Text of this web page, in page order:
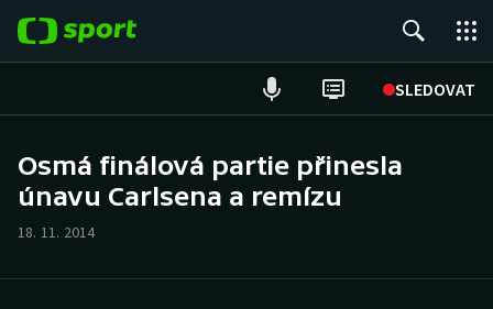
SLEDOVAT
Hokej
Osmá finálová partie přinesla
únavu Carlsena a remízu
18. 11. 2014